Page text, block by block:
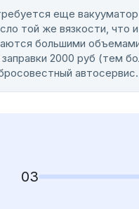
еще вакууматор
той же вязкости, что
большими
2000 руб (тем
автосервис.
03